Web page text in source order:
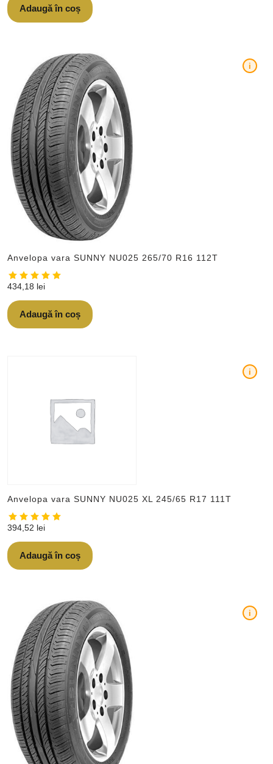
Adaugă în coș
Anvelopa vara SUNNY NU025 265/70 R16 112T
i
434,18 lei
Adaugă în coș
Anvelopa vara SUNNY NU025 XL 245/65 R17 111T
i
394,52 lei
Adaugă în coș
i